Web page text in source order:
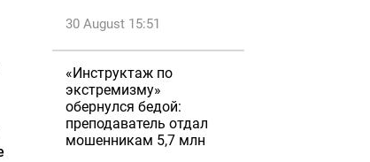
30 August 15:51
«Инструктаж по
экстремизму»
обернулся бедой:
преподаватель отдал
мошенникам 5,7 млн